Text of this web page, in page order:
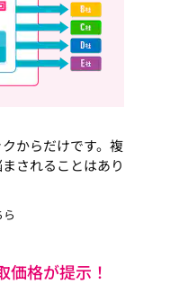
からだけです。複
されることはあり
価格が提示！